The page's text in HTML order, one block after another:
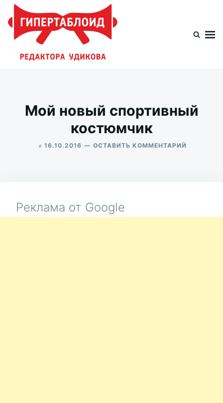
Перейти
содержимому
Искать:
Мой новый спортивный
костюмчик
в 16.10.2016 ОСТАВИТЬ КОММЕНТАРИЙ
Реклама от Google